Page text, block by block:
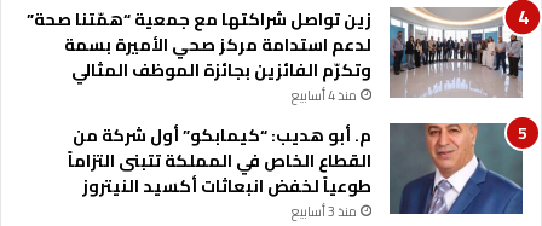
زين تواصل شراكتها مع جمعية “همّتنا صحة”
لدعم استدامة مركز صحي الأميرة بسمة
وتكرّم الفائزين بجائزة الموظف المثالي
منذ 4 أسابيع
م. أبو هديب: “كيمابكو” أول شركة من
القطاع الخاص في المملكة تتبنى التزاماً
طوعياً لخفض انبعاثات أكسيد النيتروز
منذ 3 أسابيع